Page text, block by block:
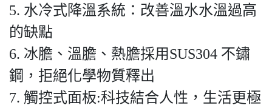
5. 水冷式降溫系統：改善溫水水溫過高
的缺點
6. 冰膽、溫膽、熱膽採用SUS304 不鏽
鋼，拒絕化學物質釋出
7. 觸控式面板:科技結合人性，生活更極